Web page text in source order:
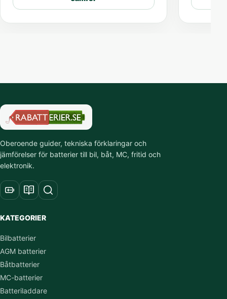
Oberoende guider, tekniska förklaringar och
jämförelser för batterier till bil, båt, MC, fritid och
elektronik.
KATEGORIER
Bilbatterier
AGM batterier
Båtbatterier
MC-batterier
Batteriladdare